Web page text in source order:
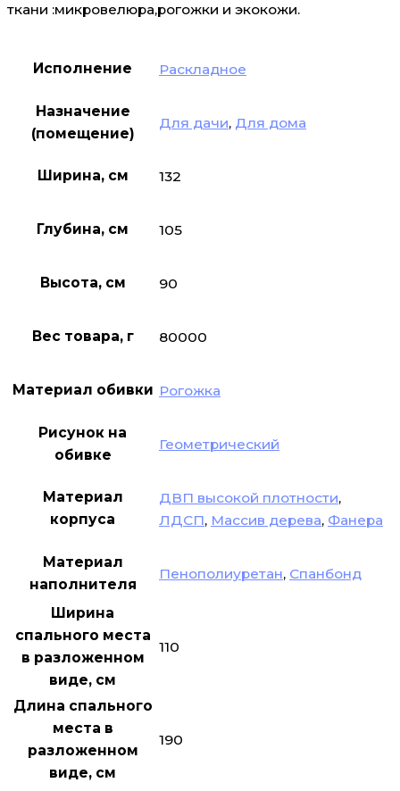
ткани :микровелюра,рогожки и экокожи.
Исполнение Раскладное
Назначение
(помещение)
Для дачи, Для дома
Ширина, см 132
Глубина, см 105
Высота, см 90
Вес товара, г 80000
Материал обивки Рогожка
Рисунок на
обивке
Геометрический
Материал
корпуса
ДВП высокой плотности,
ЛДСП, Массив дерева, Фанера
Материал
наполнителя
Пенополиуретан, Спанбонд
Ширина
спального места
в разложенном
виде, см
110
Длина спального
места в
разложенном
виде, см
190